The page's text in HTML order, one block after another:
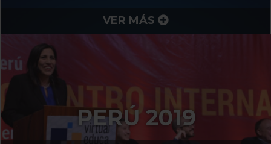
VER MÁS
PERÚ 2019